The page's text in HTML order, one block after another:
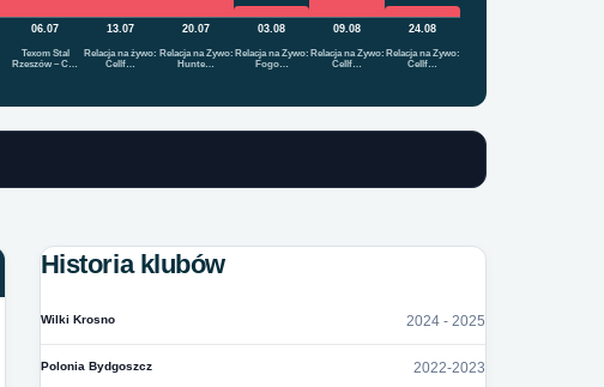
06.07
Texom Stal
Rzeszów – C…
13.07
Relacja na żywo:
Cellf…
20.07
Relacja na Żywo:
Hunte…
03.08
Relacja na Żywo:
Fogo…
09.08
Relacja na Żywo:
Cellf…
24.08
Relacja na Żywo:
Cellf…
Historia klubów
Wilki Krosno 2024 - 2025
Polonia Bydgoszcz 2022-2023